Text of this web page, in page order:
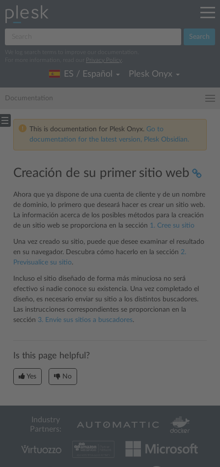
Search
We log search terms to improve our documentation.
For more information, read our
Privacy Policy
ES / Español Plesk Onyx
Documentation
This is documentation for Plesk Onyx. Go to
documentation for the latest version, Plesk Obsidian.
Creación de su primer sitio web
Ahora que ya dispone de una cuenta de cliente y de un nombre
de dominio, lo primero que deseará hacer es crear un sitio web.
La información acerca de los posibles métodos para la creación
de un sitio web se proporciona en la sección 1. Cree su sitio
Una vez creado su sitio, puede que desee examinar el resultado
en su navegador. Descubra cómo hacerlo en la sección 2.
Previsualice su sitio.
Incluso el sitio diseñado de forma más minuciosa no será
efectivo si nadie conoce su existencia. Una vez completado el
diseño, es necesario enviar su sitio a los distintos buscadores.
Las instrucciones correspondientes se proporcionan en la
sección 3. Envíe sus sitios a buscadores.
Is this page helpful?
Yes No
Industry
Partners: